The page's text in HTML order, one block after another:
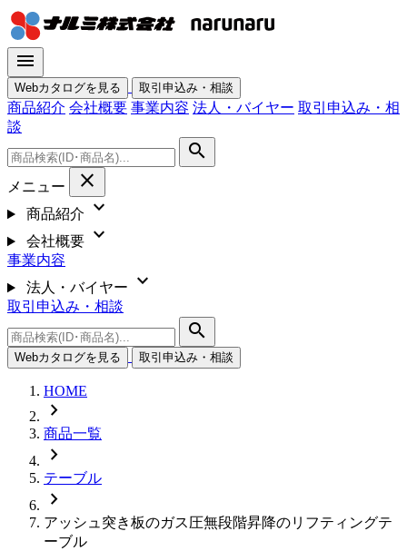
menu
Webカタログを見る 取引申込み・相談
商品紹介 会社概要 事業内容 法人・バイヤー 取引申込み・相
談
search
メニュー close
商品紹介 expand_more
会社概要 expand_more
事業内容
法人・バイヤー
expand_more
取引申込み・相談
search
Webカタログを見る 取引申込み・相談
HOME
chevron_right
商品一覧
chevron_right
テーブル
chevron_right
アッシュ突き板のガス圧無段階昇降のリフティングテ
ーブル